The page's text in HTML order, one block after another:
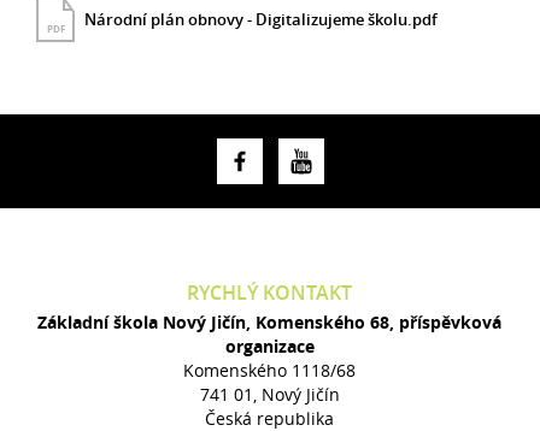
PDF Národní plán obnovy - Digitalizujeme školu.pdf
RYCHLÝ KONTAKT
Základní škola Nový Jičín, Komenského 68, příspěvková
organizace
Komenského 1118/68
741 01, Nový Jičín
Česká republika